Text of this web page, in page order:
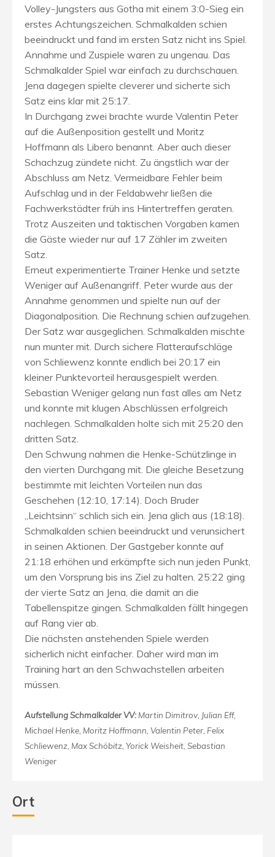
Volley-Jungsters aus Gotha mit einem 3:0-Sieg ein
erstes Achtungszeichen. Schmalkalden schien
beeindruckt und fand im ersten Satz nicht ins Spiel.
Annahme und Zuspiele waren zu ungenau. Das
Schmalkalder Spiel war einfach zu durchschauen.
Jena dagegen spielte cleverer und sicherte sich
Satz eins klar mit 25:17.
In Durchgang zwei brachte wurde Valentin Peter
auf die Außenposition gestellt und Moritz
Hoffmann als Libero benannt. Aber auch dieser
Schachzug zündete nicht. Zu ängstlich war der
Abschluss am Netz. Vermeidbare Fehler beim
Aufschlag und in der Feldabwehr ließen die
Fachwerkstädter früh ins Hintertreffen geraten.
Trotz Auszeiten und taktischen Vorgaben kamen
die Gäste wieder nur auf 17 Zähler im zweiten
Satz.
Erneut experimentierte Trainer Henke und setzte
Weniger auf Außenangriff. Peter wurde aus der
Annahme genommen und spielte nun auf der
Diagonalposition. Die Rechnung schien aufzugehen.
Der Satz war ausgeglichen. Schmalkalden mischte
nun munter mit. Durch sichere Flatteraufschläge
von Schliewenz konnte endlich bei 20:17 ein
kleiner Punktevorteil herausgespielt werden.
Sebastian Weniger gelang nun fast alles am Netz
und konnte mit klugen Abschlüssen erfolgreich
nachlegen. Schmalkalden holte sich mit 25:20 den
dritten Satz.
Den Schwung nahmen die Henke-Schützlinge in
den vierten Durchgang mit. Die gleiche Besetzung
bestimmte mit leichten Vorteilen nun das
Geschehen (12:10, 17:14). Doch Bruder
„Leichtsinn“ schlich sich ein. Jena glich aus (18:18).
Schmalkalden schien beeindruckt und verunsichert
in seinen Aktionen. Der Gastgeber konnte auf
21:18 erhöhen und erkämpfte sich nun jeden Punkt,
um den Vorsprung bis ins Ziel zu halten. 25:22 ging
der vierte Satz an Jena, die damit an die
Tabellenspitze gingen. Schmalkalden fällt hingegen
auf Rang vier ab.
Die nächsten anstehenden Spiele werden
sicherlich nicht einfacher. Daher wird man im
Training hart an den Schwachstellen arbeiten
müssen.
Aufstellung Schmalkalder VV: Martin Dimitrov, Julian Eff,
Michael Henke, Moritz Hoffmann, Valentin Peter, Felix
Schliewenz, Max Schöbitz, Yorick Weisheit, Sebastian
Weniger
Ort